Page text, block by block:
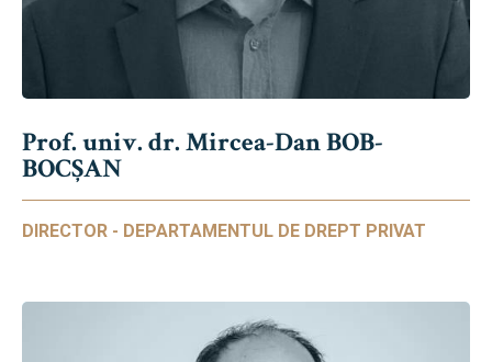
Prof. univ. dr. Mircea-Dan BOB-
BOCȘAN
DIRECTOR - DEPARTAMENTUL DE DREPT PRIVAT